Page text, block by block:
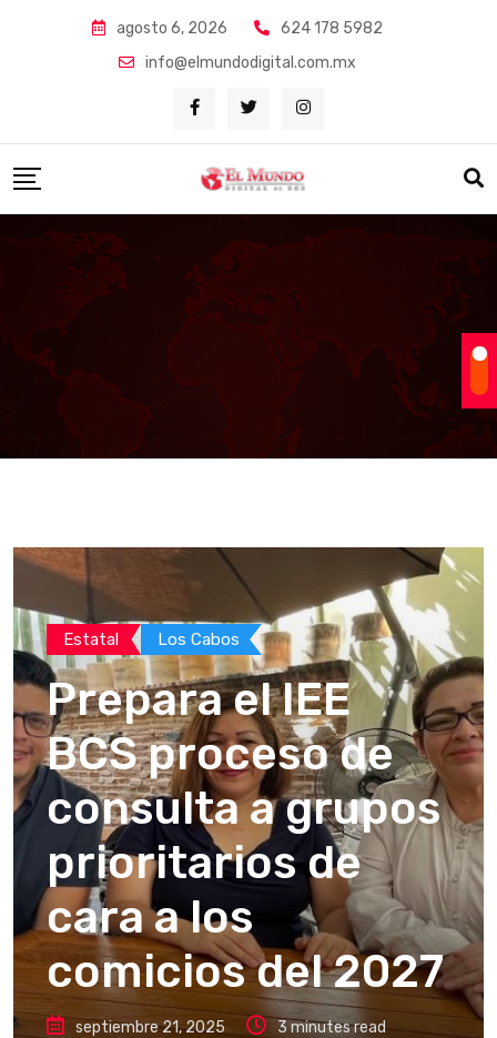
agosto 6, 2026
624 178 5982
info@elmundodigital.com.mx
Estatal Los Cabos
Prepara el IEE
BCS proceso de
consulta a grupos
prioritarios de
cara a los
comicios del 2027
septiembre 21, 2025
3 minutes read